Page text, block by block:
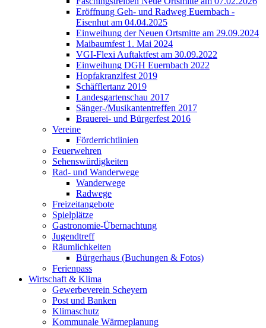
Eröffnung Geh- und Radweg Euernbach -
Eisenhut am 04.04.2025
Einweihung der Neuen Ortsmitte am 29.09.2024
Maibaumfest 1. Mai 2024
VGI-Flexi Auftaktfest am 30.09.2022
Einweihung DGH Euernbach 2022
Hopfakranzlfest 2019
Schäfflertanz 2019
Landesgartenschau 2017
Sänger-/Musikantentreffen 2017
Brauerei- und Bürgerfest 2016
Vereine
Förderrichtlinien
Feuerwehren
Sehenswürdigkeiten
Rad- und Wanderwege
Wanderwege
Radwege
Freizeitangebote
Spielplätze
Gastronomie-Übernachtung
Jugendtreff
Räumlichkeiten
Bürgerhaus (Buchungen & Fotos)
Ferienpass
Wirtschaft & Klima
Gewerbeverein Scheyern
Post und Banken
Klimaschutz
Kommunale Wärmeplanung